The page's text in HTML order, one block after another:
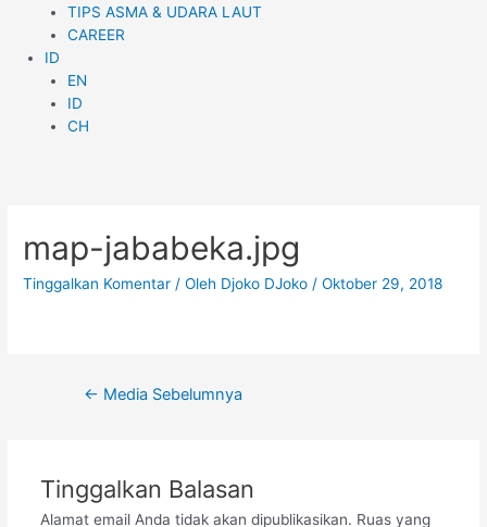
TIPS ASMA & UDARA LAUT
CAREER
ID
EN
ID
CH
map-jababeka.jpg
Tinggalkan Komentar / Oleh Djoko DJoko /Oktober 29, 2018
← Media Sebelumnya
Tinggalkan Balasan
Alamat email Anda tidak akan dipublikasikan. Ruas yang